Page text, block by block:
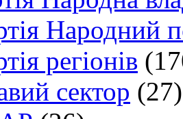
Народний
регіонів
сектор (27)